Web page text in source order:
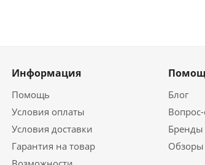
Информация
Помощь
Условия оплаты
Условия доставки
Гарантия на товар
Блог
Бренды
Обзоры